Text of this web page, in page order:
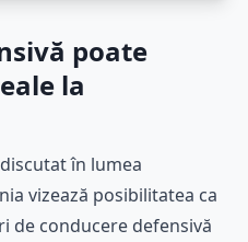
poate
la
în lumea
vizează posibilitatea ca
de conducere defensivă